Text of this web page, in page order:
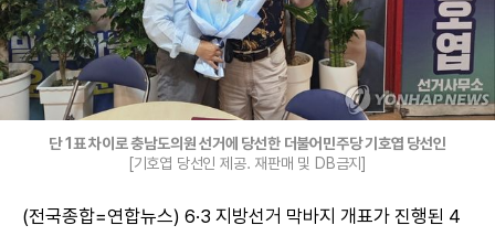
단 1표 차이로 충남도의원 선거에 당선한 더불어민주당 기호엽 당선인
[기호엽 당선인 제공. 재판매 및 DB금지]
(전국종합=연합뉴스) 6·3 지방선거 막바지 개표가 진행된 4